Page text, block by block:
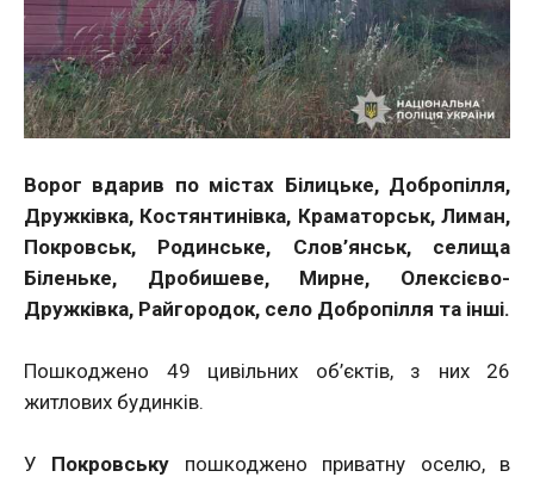
Ворог вдарив по містах Білицьке, Добропілля,
Дружківка, Костянтинівка, Краматорськ, Лиман,
Покровськ, Родинське, Слов’янськ, селища
Біленьке, Дробишеве, Мирне, Олексієво-
Дружківка, Райгородок, село Добропілля та інші.
Пошкоджено 49 цивільних об’єктів, з них 26
житлових будинків.
У Покровську пошкоджено приватну оселю, в